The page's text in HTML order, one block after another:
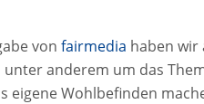
von fairmedia haben wir
anderem um das
Wohlbefinden